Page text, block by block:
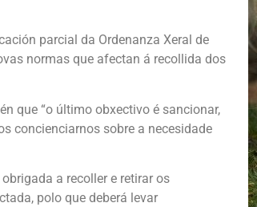
parcial da Ordenanza Xeral de
normas que afectan á recollida dos
que “o último obxectivo é sancionar,
concienciarnos sobre a necesidade
a recoller e retirar os
polo que deberá levar